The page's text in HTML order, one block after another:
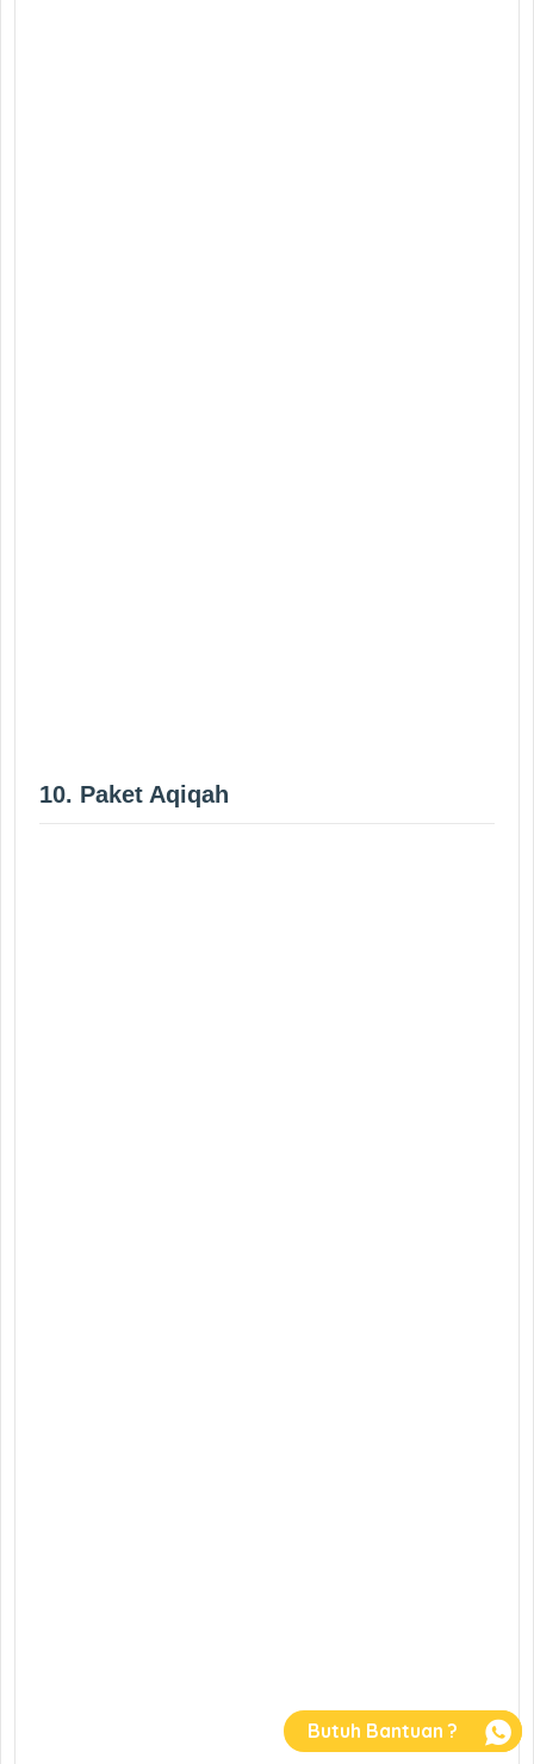
10. Paket Aqiqah
Butuh Bantuan ?